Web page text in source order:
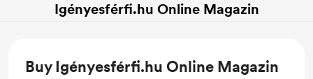
Igényesférfi.hu Online Magazin
Buy Igényesférfi.hu Online Magazin